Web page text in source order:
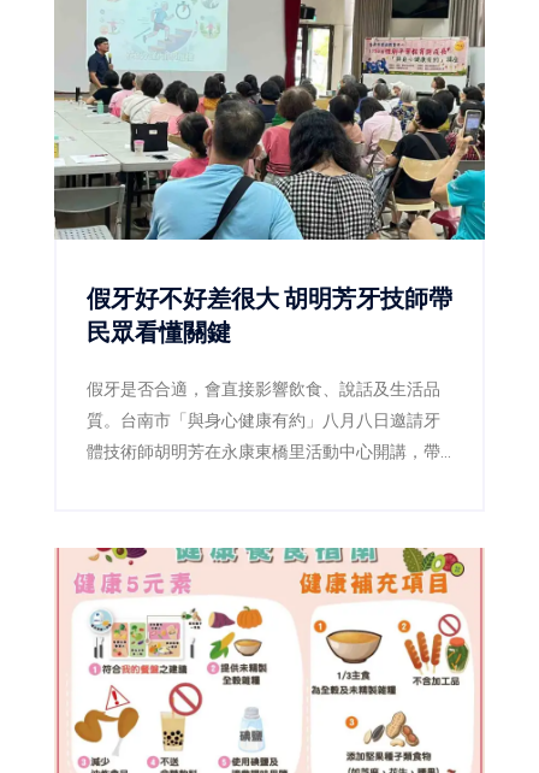
假牙好不好差很大 胡明芳牙技師帶
民眾看懂關鍵
假牙是否合適，會直接影響飲食、說話及生活品
質。台南市「與身心健康有約」八月八日邀請牙
體技術師胡明芳在永康東橋里活動中心開講，帶